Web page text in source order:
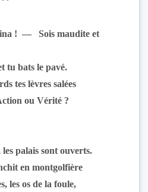
! — Sois maudite et
tu bats le pavé.
tes lèvres salées
ou Vérité ?
les palais sont ouverts.
en montgolfière
les os de la foule,